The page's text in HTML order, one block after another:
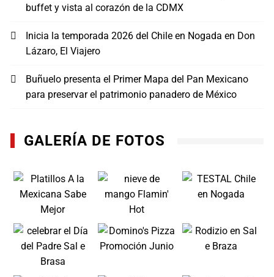
buffet y vista al corazón de la CDMX
Inicia la temporada 2026 del Chile en Nogada en Don
Lázaro, El Viajero
Buñuelo presenta el Primer Mapa del Pan Mexicano
para preservar el patrimonio panadero de México
GALERÍA DE FOTOS